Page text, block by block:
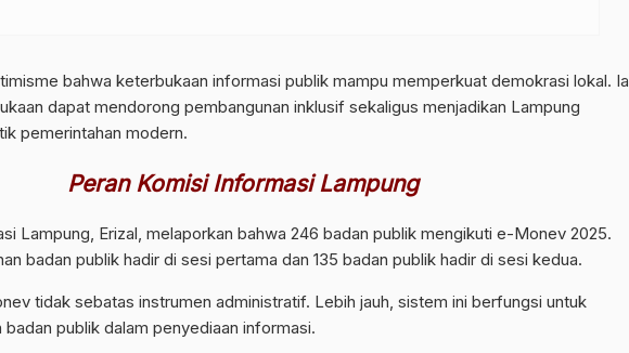
bahwa keterbukaan informasi publik mampu memperkuat demokrasi lokal. Ia
dapat mendorong pembangunan inklusif sekaligus menjadikan Lampung
pemerintahan modern.
Peran Komisi Informasi Lampung
Lampung, Erizal, melaporkan bahwa 246 badan publik mengikuti e-Monev 2025.
badan publik hadir di sesi pertama dan 135 badan publik hadir di sesi kedua.
tidak sebatas instrumen administratif. Lebih jauh, sistem ini berfungsi untuk
publik dalam penyediaan informasi.